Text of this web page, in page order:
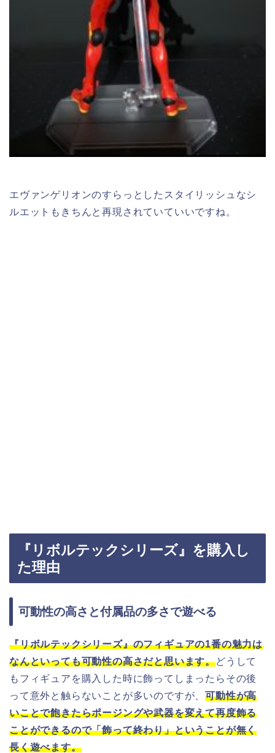
エヴァンゲリオンのすらっとしたスタイリッシュなシ
ルエットもきちんと再現されていていいですね。
『リボルテックシリーズ』を購入し
た理由
可動性の高さと付属品の多さで遊べる
『リボルテックシリーズ』のフィギュアの1番の魅力は
なんといっても可動性の高さだと思います。どうして
もフィギュアを購入した時に飾ってしまったらその後
って意外と触らないことが多いのですが、可動性が高
いことで飽きたらポージングや武器を変えて再度飾る
ことができるので「飾って終わり」ということが無く
長く遊べます。